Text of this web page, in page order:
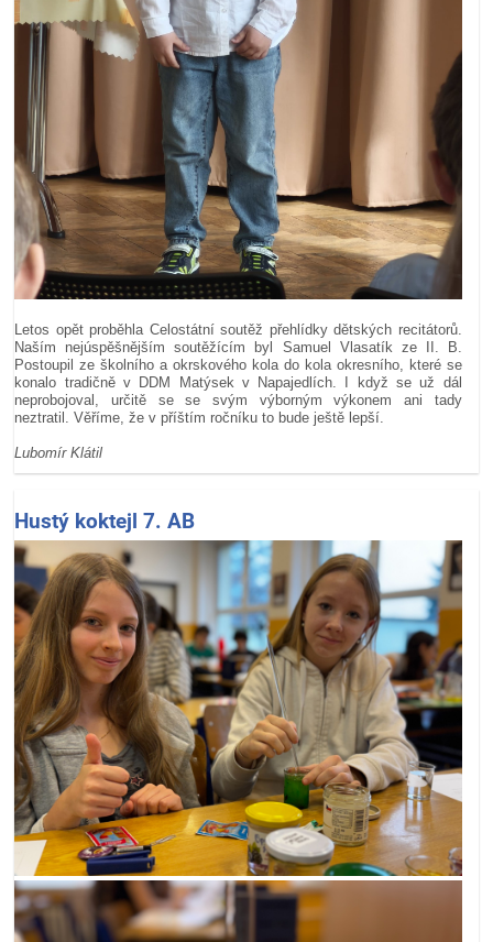
Letos opět proběhla Celostátní soutěž přehlídky dětských recitátorů.
Naším nejúspěšnějším soutěžícím byl Samuel Vlasatík ze II. B.
Postoupil ze školního a okrskového kola do kola okresního, které se
konalo tradičně v DDM Matýsek v Napajedlích. I když se už dál
neprobojoval, určitě se se svým výborným výkonem ani tady
neztratil. Věříme, že v příštím ročníku to bude ještě lepší.
Lubomír Klátil
Hustý koktejl 7. AB